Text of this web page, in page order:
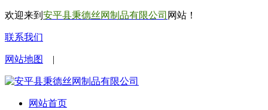
欢迎来到 安平县秉德丝网制品有限公司 网站！
联系我们
网站地图 |
网站首页